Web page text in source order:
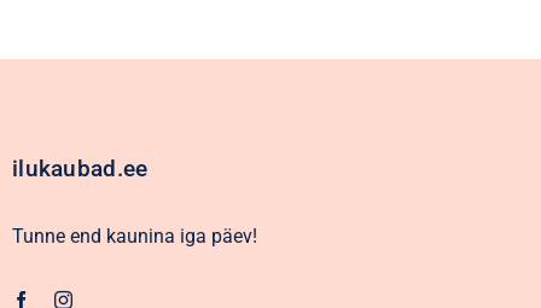
ilukaubad.ee
Tunne end kaunina iga päev!